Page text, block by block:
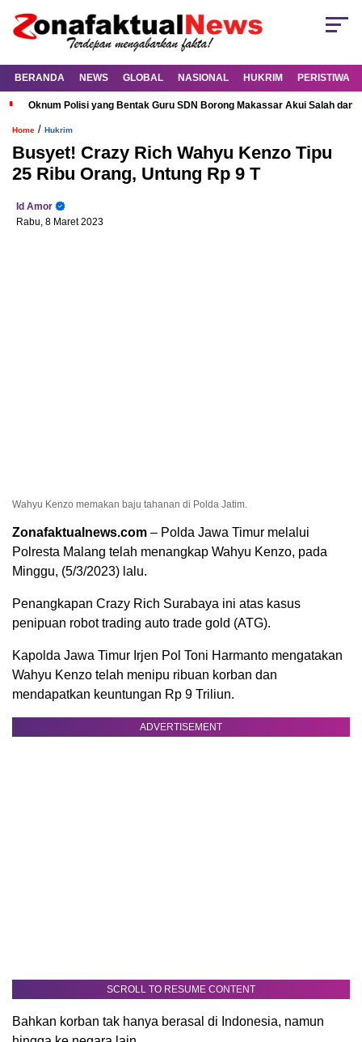
BERANDA NEWS GLOBAL NASIONAL HUKRIM PERISTIWA
Oknum Polisi yang Bentak Guru SDN Borong Makassar Akui Salah dan
Home / Hukrim
Busyet! Crazy Rich Wahyu Kenzo Tipu
25 Ribu Orang, Untung Rp 9 T
Id Amor
Rabu, 8 Maret 2023
Wahyu Kenzo memakan baju tahanan di Polda Jatim.
Zonafaktualnews.com – Polda Jawa Timur melalui
Polresta Malang telah menangkap Wahyu Kenzo, pada
Minggu, (5/3/2023) lalu.
Penangkapan Crazy Rich Surabaya ini atas kasus
penipuan robot trading auto trade gold (ATG).
Kapolda Jawa Timur Irjen Pol Toni Harmanto mengatakan
Wahyu Kenzo telah menipu ribuan korban dan
mendapatkan keuntungan Rp 9 Triliun.
ADVERTISEMENT
SCROLL TO RESUME CONTENT
Bahkan korban tak hanya berasal di Indonesia, namun